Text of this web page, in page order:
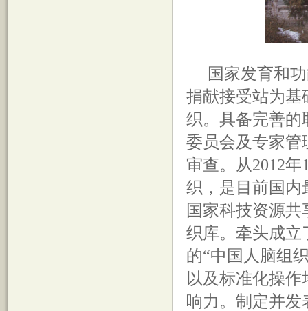
国家发育和
捐献接受站为基
织。具备完善的
委员会及专家管
审查。从2012
织，是目前国内
国家科技资源
织库。牵头成立
的“中国人脑组
以及标准化操
响力。制定并